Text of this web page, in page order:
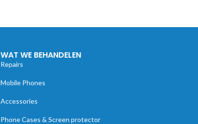
WAT WE BEHANDELEN
Repairs
Mobile Phones
Accessories
Phone Cases & Screen protector